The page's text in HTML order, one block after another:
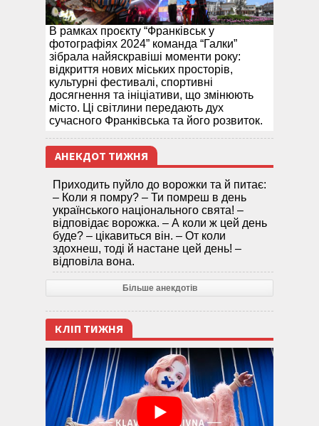
В рамках проєкту “Франківськ у
фотографіях 2024” команда “Галки”
зібрала найяскравіші моменти року:
відкриття нових міських просторів,
культурні фестивалі, спортивні
досягнення та ініціативи, що змінюють
місто. Ці світлини передають дух
сучасного Франківська та його розвиток.
АНЕКДОТ ТИЖНЯ
Приходить пуйло до ворожки та й питає:
– Коли я помру? – Ти помреш в день
українського національного свята! –
відповідає ворожка. – А коли ж цей день
буде? – цікавиться він. – От коли
здохнеш, тоді й настане цей день! –
відповіла вона.
Більше анекдотів
КЛІП ТИЖНЯ